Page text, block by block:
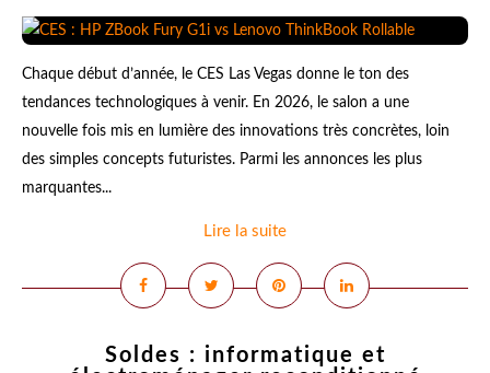
Chaque début d’année, le CES Las Vegas donne le ton des
tendances technologiques à venir. En 2026, le salon a une
nouvelle fois mis en lumière des innovations très concrètes, loin
des simples concepts futuristes. Parmi les annonces les plus
marquantes...
Lire la suite
Soldes : informatique et